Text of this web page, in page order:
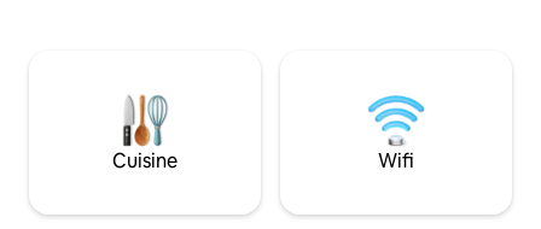
d'une connexion Wi-Fi illimitée gratuite,
d'une télévision connectée, de la
climatisation à cycle inversé, d'un lave-
linge/sèche-linge et d'un parking sur le
d'animaux de compagnie et de fêtes. Le
pied de la plage
longeant la plage
et des
pédestre de 5 km
barbecues et des
Cuisine Wifi